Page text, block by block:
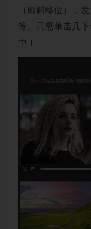
（倾斜移位），
等。只需单击几
中！